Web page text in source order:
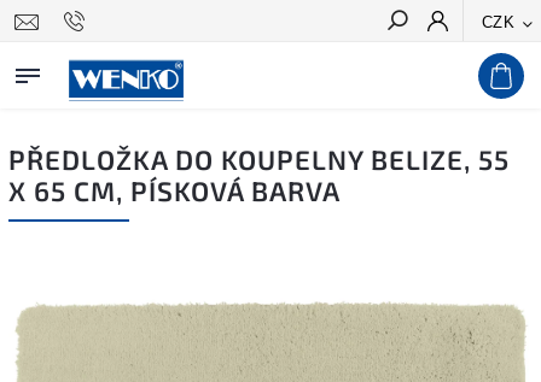
CZK
Hledat
PŘEDLOŽKA DO KOUPELNY BELIZE, 55
X 65 CM, PÍSKOVÁ BARVA